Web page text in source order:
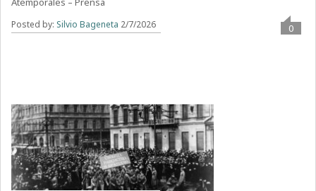
Posted by: Silvio Bageneta 2/7/2026 0